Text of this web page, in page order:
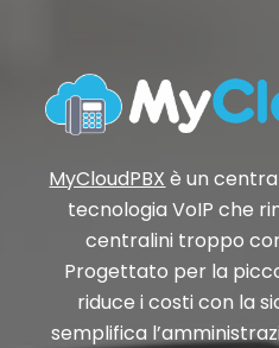
MyCloudPBX è un
tecnologia VoIP che
centralini troppo
Progettato per la
riduce i costi con la
semplifica